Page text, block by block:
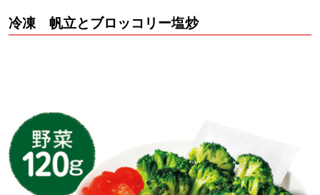
冷凍 帆立とブロッコリー塩炒